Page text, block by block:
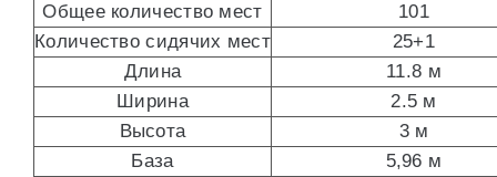
Общее количество мест
101
Количество сидячих мест
25+1
Длина
11.8 м
Ширина
2.5 м
Высота
3 м
База
5,96 м